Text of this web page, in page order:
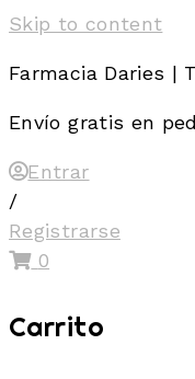
Skip to content
Farmacia Daries |
Envío gratis en
Entrar
/
Registrarse
0
Carrito